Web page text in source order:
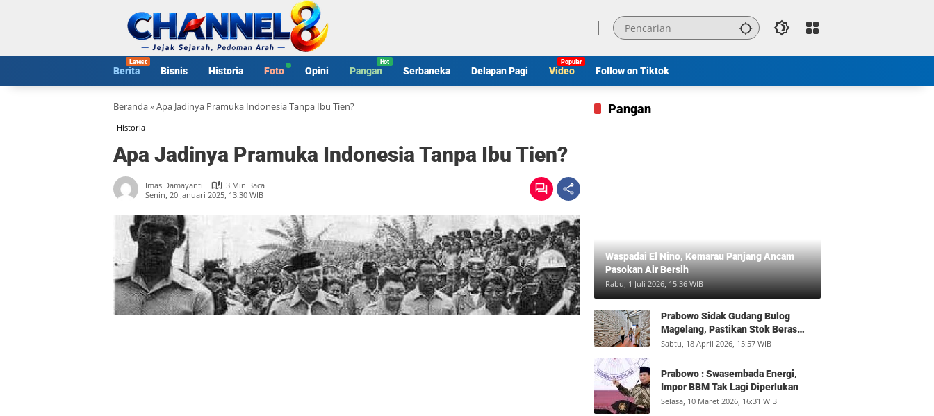
Berita Bisnis Historia Foto Opini Pangan Serbaneka Delapan Pagi Video Follow on Tiktok
Beranda»Apa Jadinya Pramuka Indonesia Tanpa Ibu Tien?
Historia
Apa Jadinya Pramuka Indonesia Tanpa Ibu Tien?
Imas Damayanti
3 Min Baca
Senin, 20 Januari 2025, 13:30 WIB
Pangan
Waspadai El Nino, Kemarau Panjang Ancam
Pasokan Air Bersih
Rabu, 1 Juli 2026, 15:36 WIB
Prabowo Sidak Gudang Bulog
Magelang, Pastikan Stok Beras
Aman dan Distribusi Lancar
Sabtu, 18 April 2026, 15:57 WIB
Prabowo : Swasembada Energi,
Impor BBM Tak Lagi Diperlukan
Selasa, 10 Maret 2026, 16:31 WIB